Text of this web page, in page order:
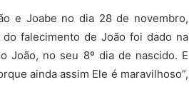
e Joabe no dia 28 de novembro,
falecimento de João foi dado na
João, no seu 8º dia de nascido. E
ainda assim Ele é maravilhoso”,